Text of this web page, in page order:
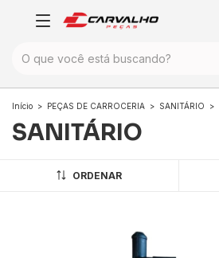
Início > PEÇAS DE CARROCERIA > SANITÁRIO >
SANITÁRIO
ORDENAR